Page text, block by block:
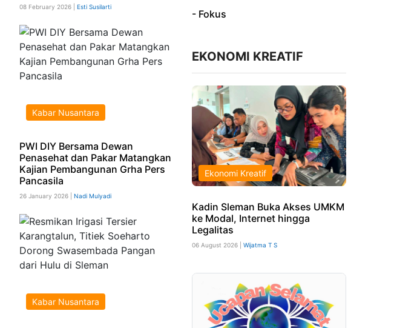
08 February 2026 | Esti Susilarti
Kabar Nusantara
PWI DIY Bersama Dewan
Penasehat dan Pakar Matangkan
Kajian Pembangunan Grha Pers
Pancasila
26 January 2026 | Nadi Mulyadi
Kabar Nusantara
- Fokus
EKONOMI KREATIF
Ekonomi Kreatif
Kadin Sleman Buka Akses UMKM
ke Modal, Internet hingga
Legalitas
06 August 2026 | Wijatma T S